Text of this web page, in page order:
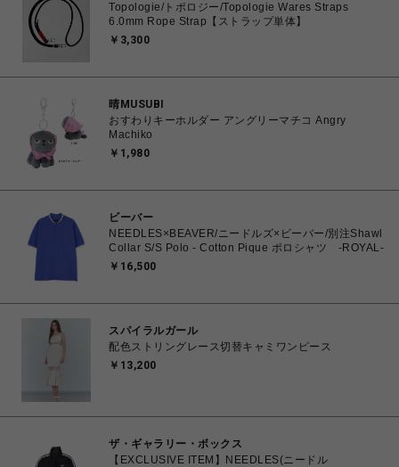
Topologie/トポロジー/Topologie Wares Straps
6.0mm Rope Strap【ストラップ単体】
￥3,300
晴MUSUBI
おすわりキーホルダー アングリーマチコ Angry
Machiko
￥1,980
ビーバー
NEEDLES×BEAVER/ニードルズ×ビーバー/別注Shawl
Collar S/S Polo - Cotton Pique ポロシャツ -ROYAL-
￥16,500
スパイラルガール
配色ストリングレース切替キャミワンピース
￥13,200
ザ・ギャラリー・ボックス
【EXCLUSIVE ITEM】NEEDLES(ニードル